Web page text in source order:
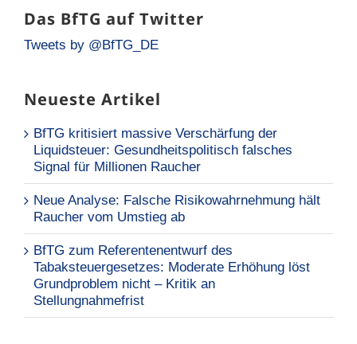
Das BfTG auf Twitter
Tweets by @BfTG_DE
Neueste Artikel
BfTG kritisiert massive Verschärfung der
Liquidsteuer: Gesundheitspolitisch falsches
Signal für Millionen Raucher
Neue Analyse: Falsche Risikowahrnehmung hält
Raucher vom Umstieg ab
BfTG zum Referentenentwurf des
Tabaksteuergesetzes: Moderate Erhöhung löst
Grundproblem nicht – Kritik an
Stellungnahmefrist